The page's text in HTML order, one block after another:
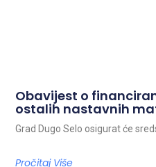
Obavijest o
ostalih nastavnih
Grad Dugo Selo osigurat će
Pročitaj Više